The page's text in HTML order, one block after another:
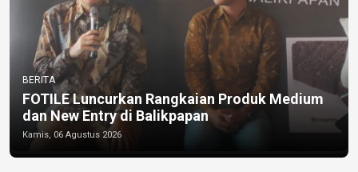
BERITA
FOTILE Luncurkan Rangkaian Produk Medium
dan New Entry di Balikpapan
Kamis, 06 Agustus 2026